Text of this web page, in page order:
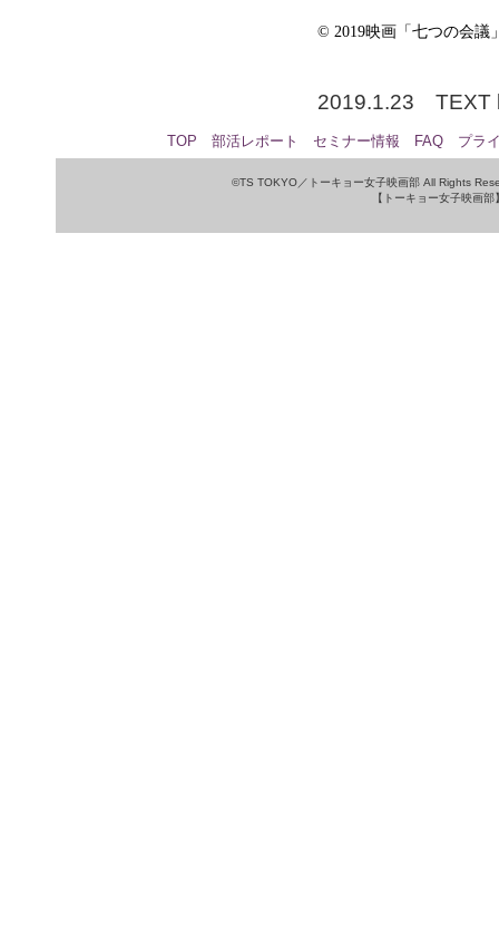
© 2019映画「七つの会議
2019.1.23 TEXT
TOP 部活レポート セミナー情報 FAQ プラ
©TS TOKYO／トーキョー女子映画部 All Rights
【トーキョー女子映画